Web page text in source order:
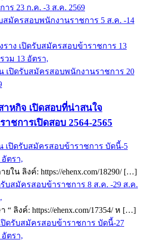
ร 23 ก.ค. -3 ส.ค. 2569
สมัครสอบพนักงานราชการ 5 ส.ค. -14
าง เปิดรับสมัครสอบข้าราชการ 13
วม 13 อัตรา,
เปิดรับสมัครสอบพนักงานราชการ 20
าหกิจ เปิดสอบที่น่าสนใจ
าชการเปิดสอบ 2564-2565
เปิดรับสมัครสอบข้าราชการ บัดนี้-5
อัตรา,
ลิงค์: https://ehenx.com/18290/ […]
บสมัครสอบข้าราชการ 8 ส.ค. -29 ส.ค.
งค์: https://ehenx.com/17354/ ห […]
ดรับสมัครสอบข้าราชการ บัดนี้-27
อัตรา,